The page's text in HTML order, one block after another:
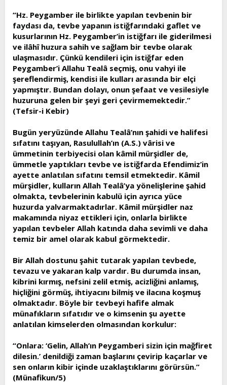
“Hz. Peygamber ile birlikte yapılan tevbenin bir
faydası da, tevbe yapanın istiğfarındaki gaflet ve
kusurlarının Hz. Peygamber’in istiğfarı ile giderilmesi
ve ilâhî huzura sahih ve sağlam bir tevbe olarak
ulaşmasıdır. Çünkü kendileri için istiğfar eden
Peygamber’i Allahu Tealâ seçmiş, onu vahyi ile
şereflendirmiş, kendisi ile kulları arasında bir elçi
yapmıştır. Bundan dolayı, onun şefaat ve vesilesiyle
huzuruna gelen bir şeyi geri çevirmemektedir.”
(Tefsir-i Kebir)
Bugün yeryüzünde Allahu Tealâ’nın şahidi ve halifesi
sıfatını taşıyan, Rasulullah’ın (A.S.) vârisi ve
ümmetinin terbiyecisi olan kâmil mürşidler de,
ümmetle yaptıkları tevbe ve istiğfarda Efendimiz’in
ayette anlatılan sıfatını temsil etmektedir. Kâmil
mürşidler, kulların Allah Tealâ’ya yönelişlerine şahid
olmakta, tevbelerinin kabulü için ayrıca yüce
huzurda yalvarmaktadırlar. Kâmil mürşidler naz
makamında niyaz ettikleri için, onlarla birlikte
yapılan tevbeler Allah katında daha sevimli ve daha
temiz bir amel olarak kabul görmektedir.
Bir Allah dostunu şahit tutarak yapılan tevbede,
tevazu ve yakaran kalp vardır. Bu durumda insan,
kibrini kırmış, nefsini zelil etmiş, acizliğini anlamış,
hiçliğini görmüş, ihtiyacını bilmiş ve ilacına koşmuş
olmaktadır. Böyle bir tevbeyi hafife almak
münafıkların sıfatıdır ve o kimsenin şu ayette
anlatılan kimselerden olmasından korkulur:
“Onlara: ‘Gelin, Allah’ın Peygamberi sizin için mağfiret
dilesin.’ denildiği zaman başlarını çevirip kaçarlar ve
sen onların kibir içinde uzaklaştıklarını görürsün.”
(Münafikun/5)